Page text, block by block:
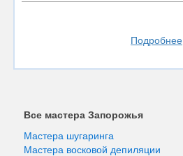
Подробнее
Все мастера Запорожья
Мастера шугаринга
Мастера восковой депиляции